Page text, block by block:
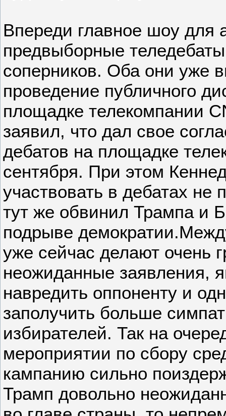
Впереди главное шоу
предвыборные
соперников. Оба они уже
проведение публичного
площадке телекомпании
заявил, что дал свое
дебатов на площадке
сентября. При этом
участвовать в дебатах не
тут же обвинил Трампа и
подрыве
уже сейчас делают очень
неожиданные заявления,
навредить оппоненту и
заполучить больше
избирателей. Так на
мероприятии по сбору
кампанию сильно
Трамп довольно